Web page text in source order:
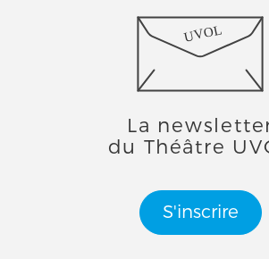
UVOL
La
du Théâtre
S'inscrire